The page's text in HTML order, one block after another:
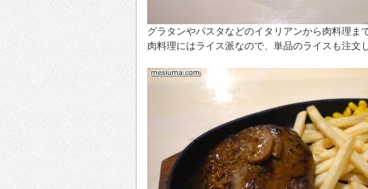
グラタンやパスタなどのイタリアンから肉料理ま
肉料理にはライス派なので、単品のライスも注文